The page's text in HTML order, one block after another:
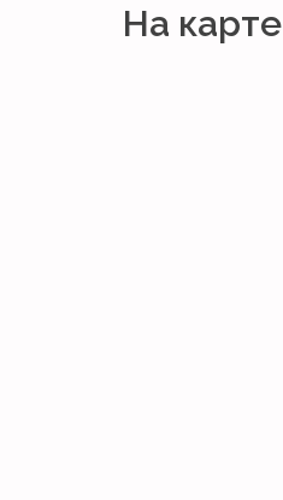
На карте